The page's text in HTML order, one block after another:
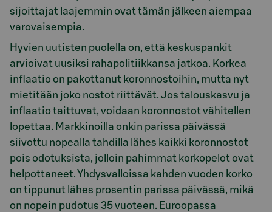
sijoittajat laajemmin ovat tämän jälkeen aiempaa
varovaisempia.
Hyvien uutisten puolella on, että keskuspankit
arvioivat uusiksi rahapolitiikkansa jatkoa. Korkea
inflaatio on pakottanut koronnostoihin, mutta nyt
mietitään joko nostot riittävät. Jos talouskasvu ja
inflaatio taittuvat, voidaan koronnostot vähitellen
lopettaa. Markkinoilla onkin parissa päivässä
siivottu nopealla tahdilla lähes kaikki koronnostot
pois odotuksista, jolloin pahimmat korkopelot ovat
helpottaneet. Yhdysvalloissa kahden vuoden korko
on tippunut lähes prosentin parissa päivässä, mikä
on nopein pudotus 35 vuoteen. Euroopassa